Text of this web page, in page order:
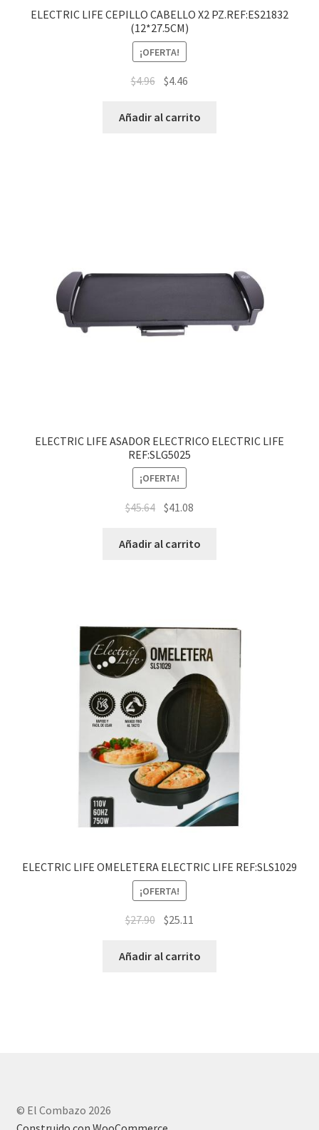
ELECTRIC LIFE CEPILLO CABELLO X2 PZ.REF:ES21832
(12*27.5CM)
¡OFERTA!
$4.96 $4.46
Añadir al carrito
ELECTRIC LIFE ASADOR ELECTRICO ELECTRIC LIFE
REF:SLG5025
¡OFERTA!
$45.64 $41.08
Añadir al carrito
ELECTRIC LIFE OMELETERA ELECTRIC LIFE REF:SLS1029
¡OFERTA!
$27.90 $25.11
Añadir al carrito
© El Combazo 2026